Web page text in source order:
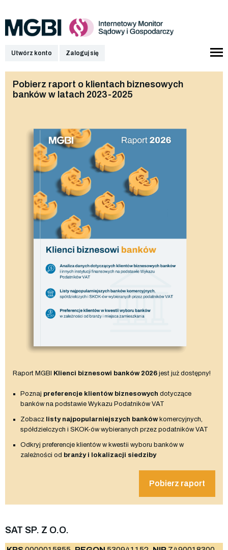
Utwórz konto Zaloguj się
Pobierz raport o klientach biznesowych
banków w latach 2023-2025
Raport MGBI Klienci biznesowi banków 2026 jest już dostępny!
Poznaj preferencje klientów biznesowych dotyczące
banków na podstawie Wykazu Podatników VAT
Zobacz listy najpopularniejszych bankówkomercyjnych,
spółdzielczych i SKOK-ów wybieranych przez podatników VAT
Odkryj preferencje klientów w kwestii wyboru banków w
zależności od branży i lokalizacji siedziby
Pobierz raport
SAT SP. Z O.O.